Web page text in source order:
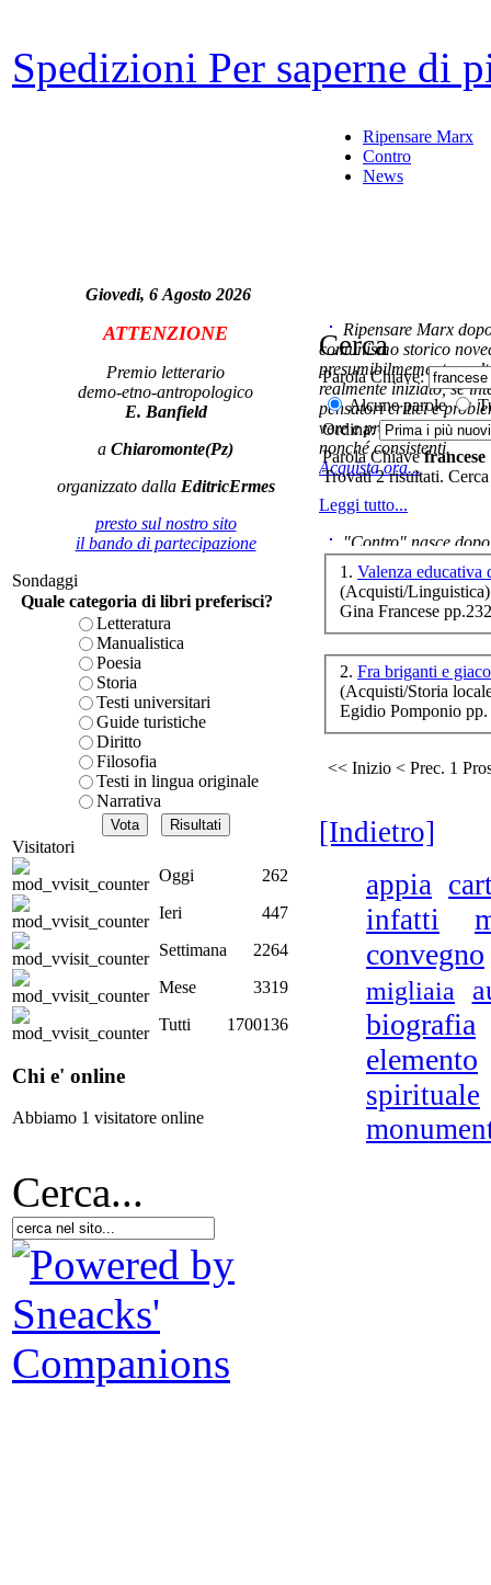
Il
Il
Spedizioni Per saperne di
Giovedi, 6 Agosto 2026
ATTENZIONE
Premio letterario
demo-etno-antropologico
E. Banfield
a Chiaromonte(Pz)
organizzato dalla EditricErmes
presto sul nostro sito
il bando di partecipazione
Sondaggi
Quale categoria di libri preferisci?
Letteratura
Manualistica
Poesia
Storia
Testi universitari
Guide turistiche
Diritto
Filosofia
Testi in lingua originale
Narrativa
Visitatori
Oggi
262
Ieri
447
Settimana
2264
Mese
3319
Tutti
1700136
Chi e' online
Abbiamo 1 visitatore online
Ripensare Marx
Contro
News
Ripensare Marx
comunismo storico
presumibilmemente
realmente iniziato, se
pensatori critici e
vere e proprie correnti
nonché consistenti.
Acquista ora...
Leggi tutto...
"Contro" nasce
cominciato con la
ripensaremarx. i saggi
questa collaborazione
è teorica, sempre però
presente fase.
Acquista ora...
cURL error 28: Failed
80 after 7099 ms:
Cerca
Parola Chiave:
Alcune parole
Ordina:
Parola Chiavefrancese
Trovati 2 risultati.
1. Valenza educativa
(Acquisti/Linguistica)
Gina Francese
2. Fra briganti e
(Acquisti/Storia
Egidio Pomponio
<< Inizio < Prec. 1
[Indietro]
appia
infatti
convegno
migliaia
biografia
elemento
spirituale
Cerca...